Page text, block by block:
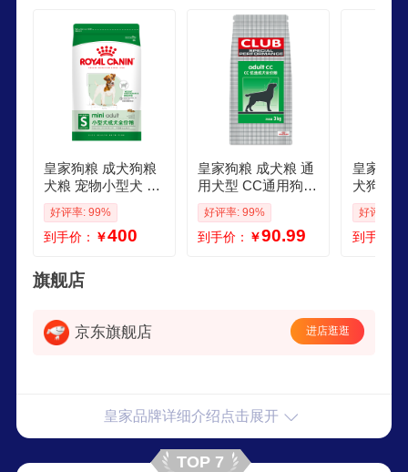
皇家狗粮 成犬狗粮
犬粮 宠物小型犬 P
R27 全价犬粮≥10月
8KG
好评率: 99%
到手价： ￥400
皇家狗粮 成犬粮 通
用犬型 CC通用狗粮
12月以上 3KG成犬
通用
好评率: 99%
到手价： ￥90.99
皇家狗
犬狗粮
型犬
粮 ≥12
好评率:
到手价：
旗舰店
京东旗舰店 进店逛逛
皇家品牌详细介绍点击展开
TOP 7